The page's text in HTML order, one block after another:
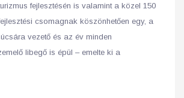
fejlesztésén is valamint a közel 150
csomagnak köszönhetően egy, a
vezető és az év minden
libegő is épül – emelte ki a